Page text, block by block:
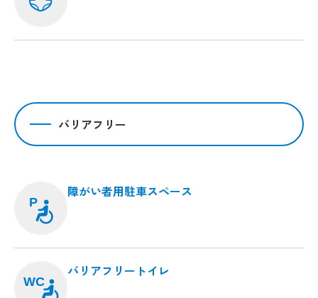
バリアフリー
P
障がい者用駐車スペース
WC
バリアフリートイレ